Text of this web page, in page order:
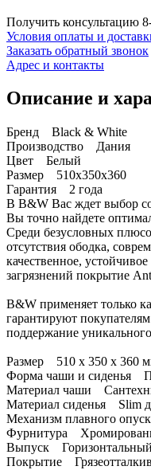
Получить консультацию
Условия оплаты и
Заказать обратный звонок
Адрес и контакты
Описание и
Бренд Black & White
Производство Дания
Цвет Белый
Размер 510x350x360
Гарантия 2 года
В B&W Вас ждет выбор
Вы точно найдете
Среди безусловных
отсутствия ободка,
качественное,
загрязнений покрытие
B&W применяет только
гарантируют
поддержание
Размер 510 х 350 х 360
Форма чаши и сиденья
Материал чаши
Материал сиденья Slim
Механизм плавного
Фурнитура
Выпуск Горизонтальный
Покрытие